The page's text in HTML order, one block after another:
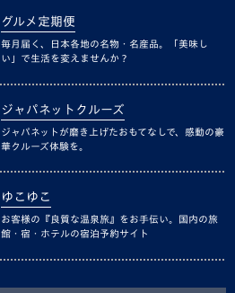
グルメ定期便
毎月届く、日本各地の名物・名産品。「美味し
い」で生活を変えませんか？
ジャパネットクルーズ
ジャパネットが磨き上げたおもてなしで、感動の豪
華クルーズ体験を。
ゆこゆこ
お客様の『良質な温泉旅』をお手伝い。国内の旅
館・宿・ホテルの宿泊予約サイト